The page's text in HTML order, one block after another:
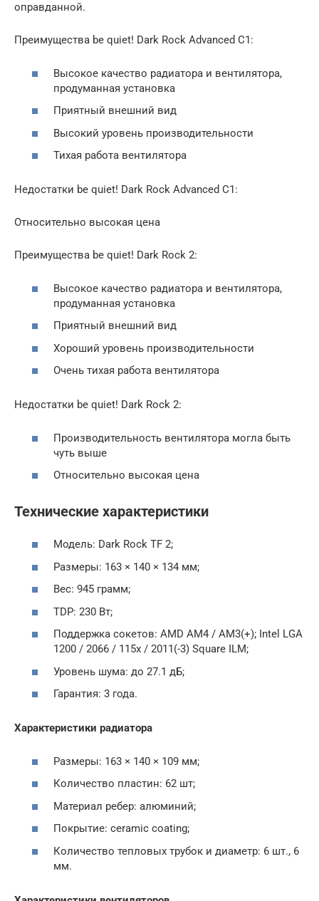
оправданной.
Преимущества be quiet! Dark Rock Advanced C1:
Высокое качество радиатора и вентилятора,
продуманная установка
Приятный внешний вид
Высокий уровень производительности
Тихая работа вентилятора
Недостатки be quiet! Dark Rock Advanced C1:
Относительно высокая цена
Преимущества be quiet! Dark Rock 2:
Высокое качество радиатора и вентилятора,
продуманная установка
Приятный внешний вид
Хороший уровень производительности
Очень тихая работа вентилятора
Недостатки be quiet! Dark Rock 2:
Производительность вентилятора могла быть
чуть выше
Относительно высокая цена
Технические характеристики
Модель: Dark Rock TF 2;
Размеры: 163 × 140 × 134 мм;
Вес: 945 грамм;
TDP: 230 Вт;
Поддержка сокетов: AMD AM4 / AM3(+); Intel LGA
1200 / 2066 / 115х / 2011(-3) Square ILM;
Уровень шума: до 27.1 дБ;
Гарантия: 3 года.
Характеристики радиатора
Размеры: 163 × 140 × 109 мм;
Количество пластин: 62 шт;
Материал ребер: алюминий;
Покрытие: ceramic coating;
Количество тепловых трубок и диаметр: 6 шт., 6
мм.